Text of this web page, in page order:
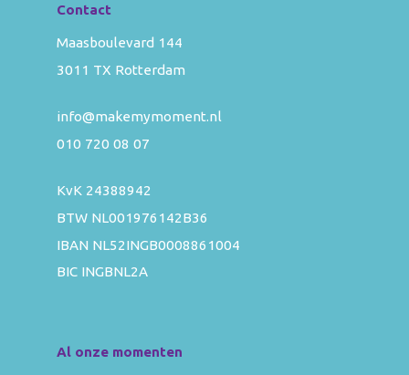
Contact
Maasboulevard 144
3011 TX Rotterdam
info@makemymoment.nl
010 720 08 07
KvK 24388942
BTW NL001976142B36
IBAN NL52INGB0008861004
BIC INGBNL2A
Al onze momenten